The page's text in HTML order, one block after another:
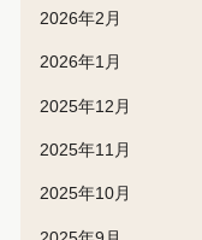
2026年2月
2026年1月
2025年12月
2025年11月
2025年10月